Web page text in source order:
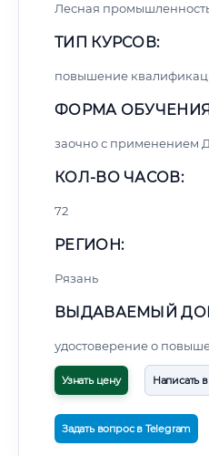
Лесная
ТИП КУРСОВ:
повышение
ФОРМА
заочно с применением
КОЛ-ВО ЧАСОВ:
72
РЕГИОН:
Рязань
ВЫДАВАЕМЫЙ
удостоверение о
Узнать цену Написать
Задать вопрос в Telegram